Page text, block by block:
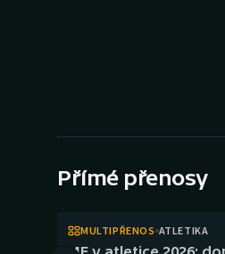
Přímé přenosy
MULTIPŘENOS ATLETIKA